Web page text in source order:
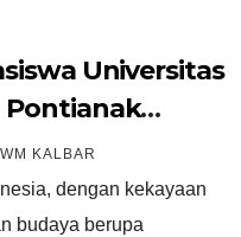
Universitas
Pontianak
Tradisional
Malaysia
KALBAR
dengan kekayaan
budaya berupa